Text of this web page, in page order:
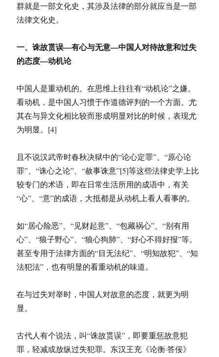
群就是一部文化史，其涉及法律的部分就应当是一部
法律文化史。
一、诛故贳误—有心与无意—中国人对待故意和过失
的态度—动机论
中国人是重动机的。在思维上往往有“动机论”之嫌。
看动机，是中国人习惯于作道德评判的一个方面。尤
其在与异文化相比较而形成明显对比的时候，表现尤
为明显。[4]
且不说汉武帝时春秋决狱中的“论心定罪”、“原心论
罪”、“诛心之论”、“赦事诛意”[5]等这些法律史学上比
较专门的术语，即在日常生活所用的成语中，有关
“心”、“意”的成语，大抵都是从动机上看人看事的。
如“居心险恶”、“见财起意”、“包藏祸心”、“别有用
心”、“狼子野心”、“狼心狗肺”、“好心不得好报”等。
甚至专用于法律方面的“目无法纪”、“明知故犯”、“知
法犯法”，也有明显的看重动机的味道。
在与过失对举时，中国人对故意的态度，就更为明
显。
古代人有个说法，叫“诛故贳误”，即要重惩故意犯
罪，轻减或放纵过失犯罪。东汉王充《论衡·答佞》